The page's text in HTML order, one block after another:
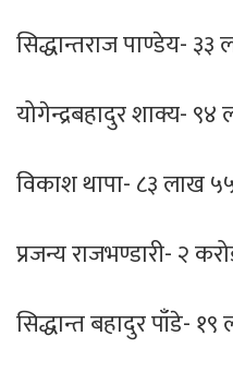
सिद्धान्तराज पाण्डेय-
योगेन्द्रबहादुर शाक्य-
विकाश थापा- ८३ लाख
प्रजन्य राजभण्डारी- २
सिद्धान्त बहादुर पाँडे-